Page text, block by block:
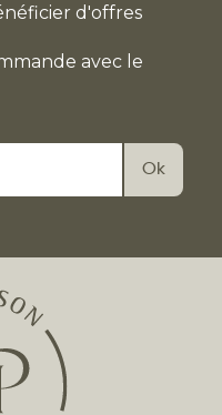
d'offres
avec le
Veuillez
laisser